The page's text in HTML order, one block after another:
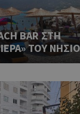
BAR ΣΤΗ
ΤΟΥ
Cookie που
βασίζονται στη
αναγνωριστικό
χρησιμοποιείται
περιόδου
ένας τυχαίος
συγκεκριμένος
παράδειγμα είναι
σύνδεσης για